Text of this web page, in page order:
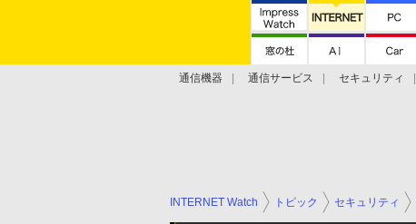
通信機器 通信サービス セキュリティ
INTERNET Watch トピック セキュリティ